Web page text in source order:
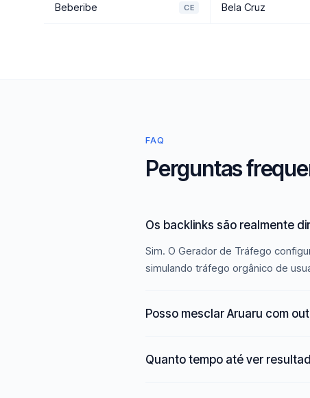
Beberibe CE Bela Cruz
FAQ
Perguntas
Os backlinks são realmente
Sim. O Gerador de Tráfego
simulando tráfego orgânico de
Posso mesclar Aruaru com
Quanto tempo até ver